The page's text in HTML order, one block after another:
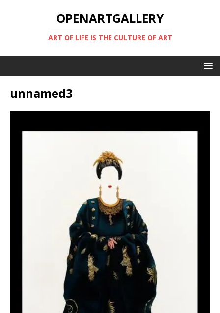
OPENARTGALLERY
ART OF LIFE IS THE CULTURE OF ART
unnamed3